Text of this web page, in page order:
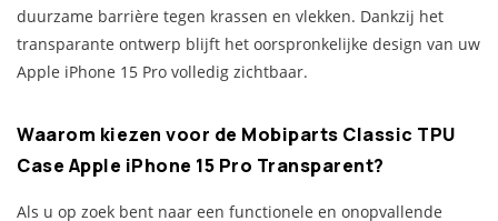
duurzame barrière tegen krassen en vlekken. Dankzij het
transparante ontwerp blijft het oorspronkelijke design van uw
Apple iPhone 15 Pro volledig zichtbaar.
Waarom kiezen voor de Mobiparts Classic TPU
Case Apple iPhone 15 Pro Transparent?
Als u op zoek bent naar een functionele en onopvallende